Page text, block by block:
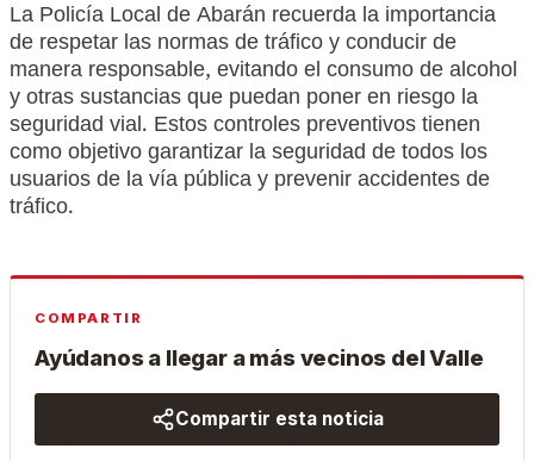
La Policía Local de Abarán recuerda la importancia
de respetar las normas de tráfico y conducir de
manera responsable, evitando el consumo de alcohol
y otras sustancias que puedan poner en riesgo la
seguridad vial. Estos controles preventivos tienen
como objetivo garantizar la seguridad de todos los
usuarios de la vía pública y prevenir accidentes de
tráfico.
COMPARTIR
Ayúdanos a llegar a más vecinos del Valle
Compartir esta noticia